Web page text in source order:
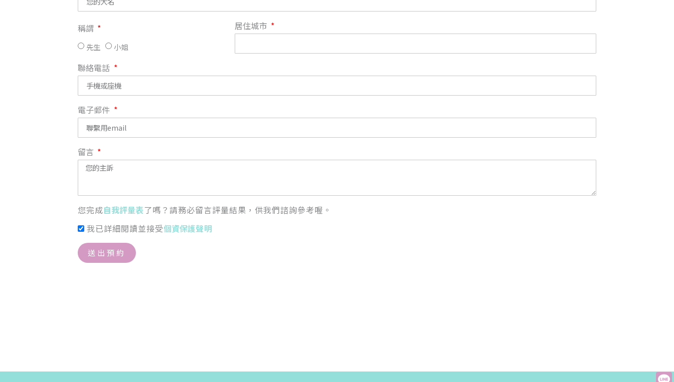
稱謂
先生 小姐
居住城市
聯絡電話
電子郵件
留言
您完成自我評量表了嗎？請務必留言評量結果，供我們諮詢參考喔。
我已詳細閱讀並接受個資保護聲明
送出預約
入會費新臺幣1200元，於會員入會時繳納；常年會費1200
元，於每年度繳納。
戶名: 社團法人台灣自律神經健康培訓暨發展協會